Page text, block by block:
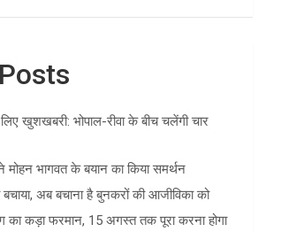
खुशखबरी: भोपाल-रीवा के बीच चलेंगी चार
भागवत के बयान का किया समर्थन
अब बचाना है बुनकरों की आजीविका को
का कड़ा फरमान, 15 अगस्त तक पूरा करना होगा